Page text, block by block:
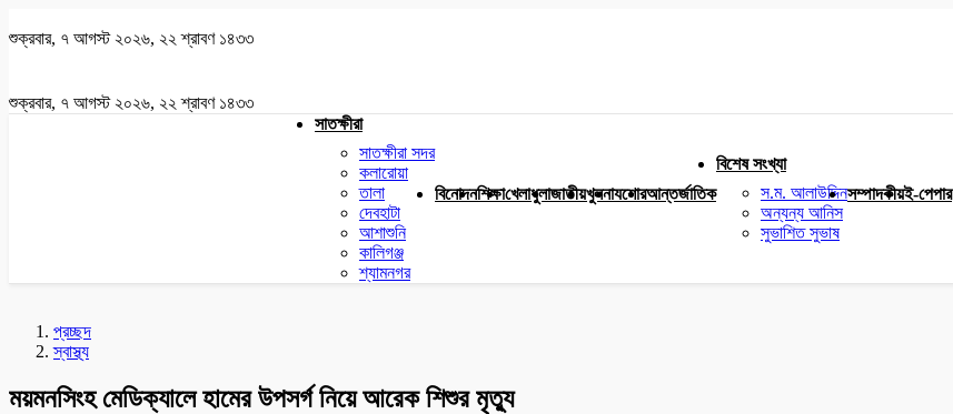
শুক্রবার, ৭ আগস্ট ২০২৬, ২২ শ্রাবণ ১৪৩৩
শুক্রবার, ৭ আগস্ট ২০২৬, ২২ শ্রাবণ ১৪৩৩
সাতক্ষীরা
সাতক্ষীরা সদর
কলারোয়া
তালা
দেবহাটা
আশাশুনি
কালিগঞ্জ
শ্যামনগর
বিনোদনশিক্ষাখেলাধুলাজাতীয়খুলনাযশোরআন্তর্জাতিক
বিশেষ সংখ্যা
স.ম. আলাউদ্দিন
অন্যন্য আনিস
সুভাশিত সুভাষ
সম্পাদকীয়ই-পেপার
প্রচ্ছদ
স্বাস্থ্য
ময়মনসিংহ মেডিক্যালে হামের উপসর্গ নিয়ে আরেক শিশুর মৃত্যু